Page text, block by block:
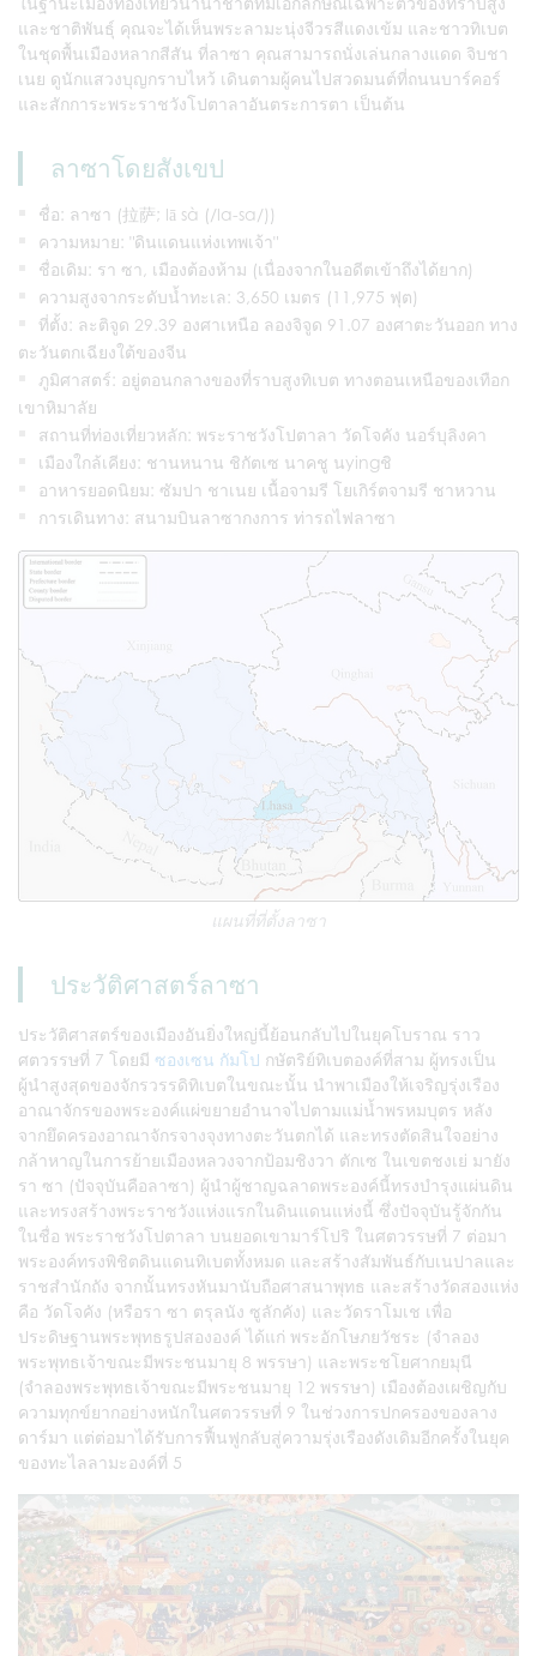
และชาติพันธุ์ คุณจะได้เห็นพระลามะนุ่งจีวรสีแดงเข้ม และชาวทิเบต
ในชุดพื้นเมืองหลากสีสัน ที่ลาซา คุณสามารถนั่งเล่นกลางแดด จิบชา
เนย ดูนักแสวงบุญกราบไหว้ เดินตามผู้คนไปสวดมนต์ที่ถนนบาร์คอร์
และสักการะพระราชวังโปตาลาอันตระการตา เป็นต้น
ลาซาโดยสังเขป
ชื่อ: ลาซา (拉萨; lā sà (/la-sa/))
ความหมาย: "ดินแดนแห่งเทพเจ้า"
ชื่อเดิม: รา ซา, เมืองต้องห้าม (เนื่องจากในอดีตเข้าถึงได้ยาก)
ความสูงจากระดับน้ำทะเล: 3,650 เมตร (11,975 ฟุต)
ที่ตั้ง: ละติจูด 29.39 องศาเหนือ ลองจิจูด 91.07 องศาตะวันออก ทาง
ตะวันตกเฉียงใต้ของจีน
ภูมิศาสตร์: อยู่ตอนกลางของที่ราบสูงทิเบต ทางตอนเหนือของเทือก
เขาหิมาลัย
สถานที่ท่องเที่ยวหลัก: พระราชวังโปตาลา วัดโจคัง นอร์บุลิงคา
เมืองใกล้เคียง: ชานหนาน ชิกัตเซ นาคชู นyingชิ
อาหารยอดนิยม: ซัมปา ชาเนย เนื้อจามรี โยเกิร์ตจามรี ชาหวาน
การเดินทาง: สนามบินลาซากงการ ท่ารถไฟลาซา
แผนที่ที่ตั้งลาซา
ประวัติศาสตร์ลาซา
ประวัติศาสตร์ของเมืองอันยิ่งใหญ่นี้ย้อนกลับไปในยุคโบราณ ราว
ศตวรรษที่ 7 โดยมี ซองเซน กัมโป กษัตริย์ทิเบตองค์ที่สาม ผู้ทรงเป็น
ผู้นำสูงสุดของจักรวรรดิทิเบตในขณะนั้น นำพาเมืองให้เจริญรุ่งเรือง
อาณาจักรของพระองค์แผ่ขยายอำนาจไปตามแม่น้ำพรหมบุตร หลัง
จากยึดครองอาณาจักรจางจุงทางตะวันตกได้ และทรงตัดสินใจอย่าง
กล้าหาญในการย้ายเมืองหลวงจากป้อมชิงวา ตักเซ ในเขตชงเย่ มายัง
รา ซา (ปัจจุบันคือลาซา) ผู้นำผู้ชาญฉลาดพระองค์นี้ทรงบำรุงแผ่นดิน
และทรงสร้างพระราชวังแห่งแรกในดินแดนแห่งนี้ ซึ่งปัจจุบันรู้จักกัน
ในชื่อ พระราชวังโปตาลา บนยอดเขามาร์โปริ ในศตวรรษที่ 7 ต่อมา
พระองค์ทรงพิชิตดินแดนทิเบตทั้งหมด และสร้างสัมพันธ์กับเนปาลและ
ราชสำนักถัง จากนั้นทรงหันมานับถือศาสนาพุทธ และสร้างวัดสองแห่ง
คือ วัดโจคัง (หรือรา ซา ตรุลนัง ซูลักคัง) และวัดราโมเช เพื่อ
ประดิษฐานพระพุทธรูปสององค์ ได้แก่ พระอักโษภยวัชระ (จำลอง
พระพุทธเจ้าขณะมีพระชนมายุ 8 พรรษา) และพระชโยศากยมุนี
(จำลองพระพุทธเจ้าขณะมีพระชนมายุ 12 พรรษา) เมืองต้องเผชิญกับ
ความทุกข์ยากอย่างหนักในศตวรรษที่ 9 ในช่วงการปกครองของลาง
ดาร์มา แต่ต่อมาได้รับการฟื้นฟูกลับสู่ความรุ่งเรืองดังเดิมอีกครั้งในยุค
ของทะไลลามะองค์ที่ 5